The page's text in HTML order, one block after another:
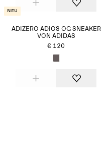
Neu
ADIZERO ADIOS OG SNEAKER
VON ADIDAS
€ 120